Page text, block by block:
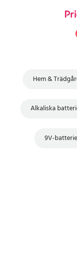
Hem &
Alkaliska
9V-